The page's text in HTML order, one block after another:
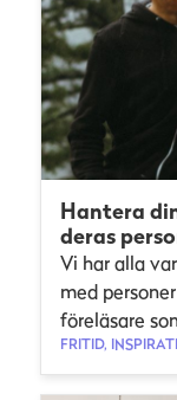
Hantera
deras
Vi har alla
med
föreläsare
FRITID,